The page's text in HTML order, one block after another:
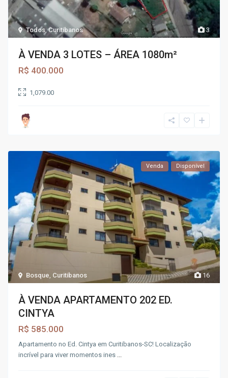
3
Todos ,Curitibanos
À VENDA 3 LOTES – ÁREA 1080m²
R$ 400.000
1,079.00
16
Bosque, Curitibanos
Venda Disponível
À VENDA APARTAMENTO 202 ED.
CINTYA
R$ 585.000
Apartamento no Ed. Cintya em Curitibanos-SC! Localização
incrível para viver momentos ines ...